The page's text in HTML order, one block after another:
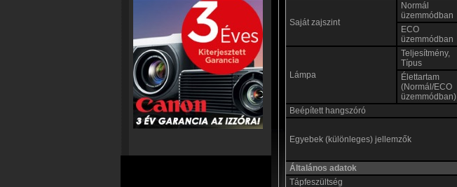
Saját zajszint
Normál
üzemmódban
ECO
üzemmódban
Lámpa
Teljesítmény,
Típus
Élettartam
(Normál/ECO
üzemmódban)
Beépített hangszóró
Egyebek (különleges) jellemzők
Általános adatok
Tápfeszültség